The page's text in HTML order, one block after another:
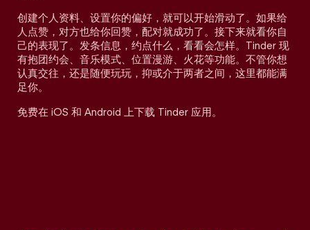
创建个人资料、设置你的偏好，就可以开始滑动了。如果给
人点赞，对方也给你回赞，配对就成功了。接下来就看你自
己的表现了。发条信息，约点什么，看看会怎样。Tinder 现
有抱团约会、音乐模式、位置漫游、火花等功能。不管你想
认真交往，还是随便玩玩，抑或介于两者之间，这里都能满
足你。
免费在 iOS 和 Android 上下载 Tinder 应用。